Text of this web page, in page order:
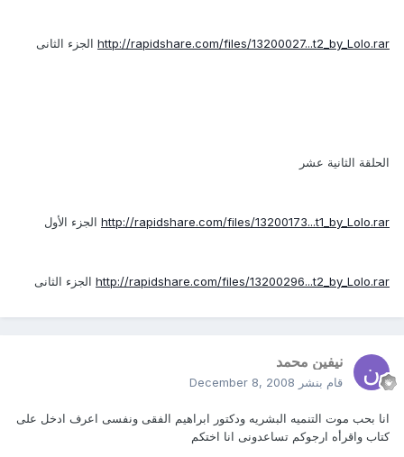
http://rapidshare.com/files/13200027...t2_by_Lolo.rarالجزء الثانى
الحلقة الثانية عشر
http://rapidshare.com/files/13200173...t1_by_Lolo.rarالجزء الأول
http://rapidshare.com/files/13200296...t2_by_Lolo.rarالجزء الثانى
نيفين محمد
قام بنشر December 8, 2008
انا بحب موت التنميه البشريه ودكتور ابراهيم الفقى ونفسى اعرف ادخل على
كتاب واقرأه ارجوكم تساعدونى انا اختكم